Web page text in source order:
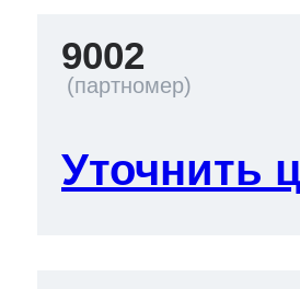
9002
Уточнить